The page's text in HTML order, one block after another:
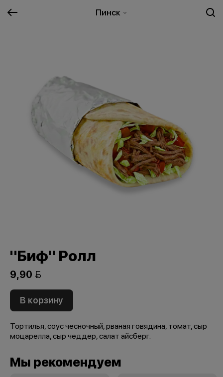
Пинск
"Биф" Ролл
9,90 
В корзину
Тортилья, соус чесночный, рваная говядина, томат, сыр
моцарелла, сыр чеддер, салат айсберг.
Мы рекомендуем